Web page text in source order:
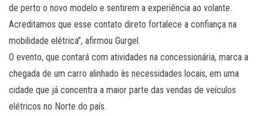
de perto o novo modelo e sentirem a experiência ao volante.
Acreditamos que esse contato direto fortalece a confiança na
mobilidade elétrica”, afirmou Gurgel.
O evento, que contará com atividades na concessionária, marca a
chegada de um carro alinhado às necessidades locais, em uma
cidade que já concentra a maior parte das vendas de veículos
elétricos no Norte do país.